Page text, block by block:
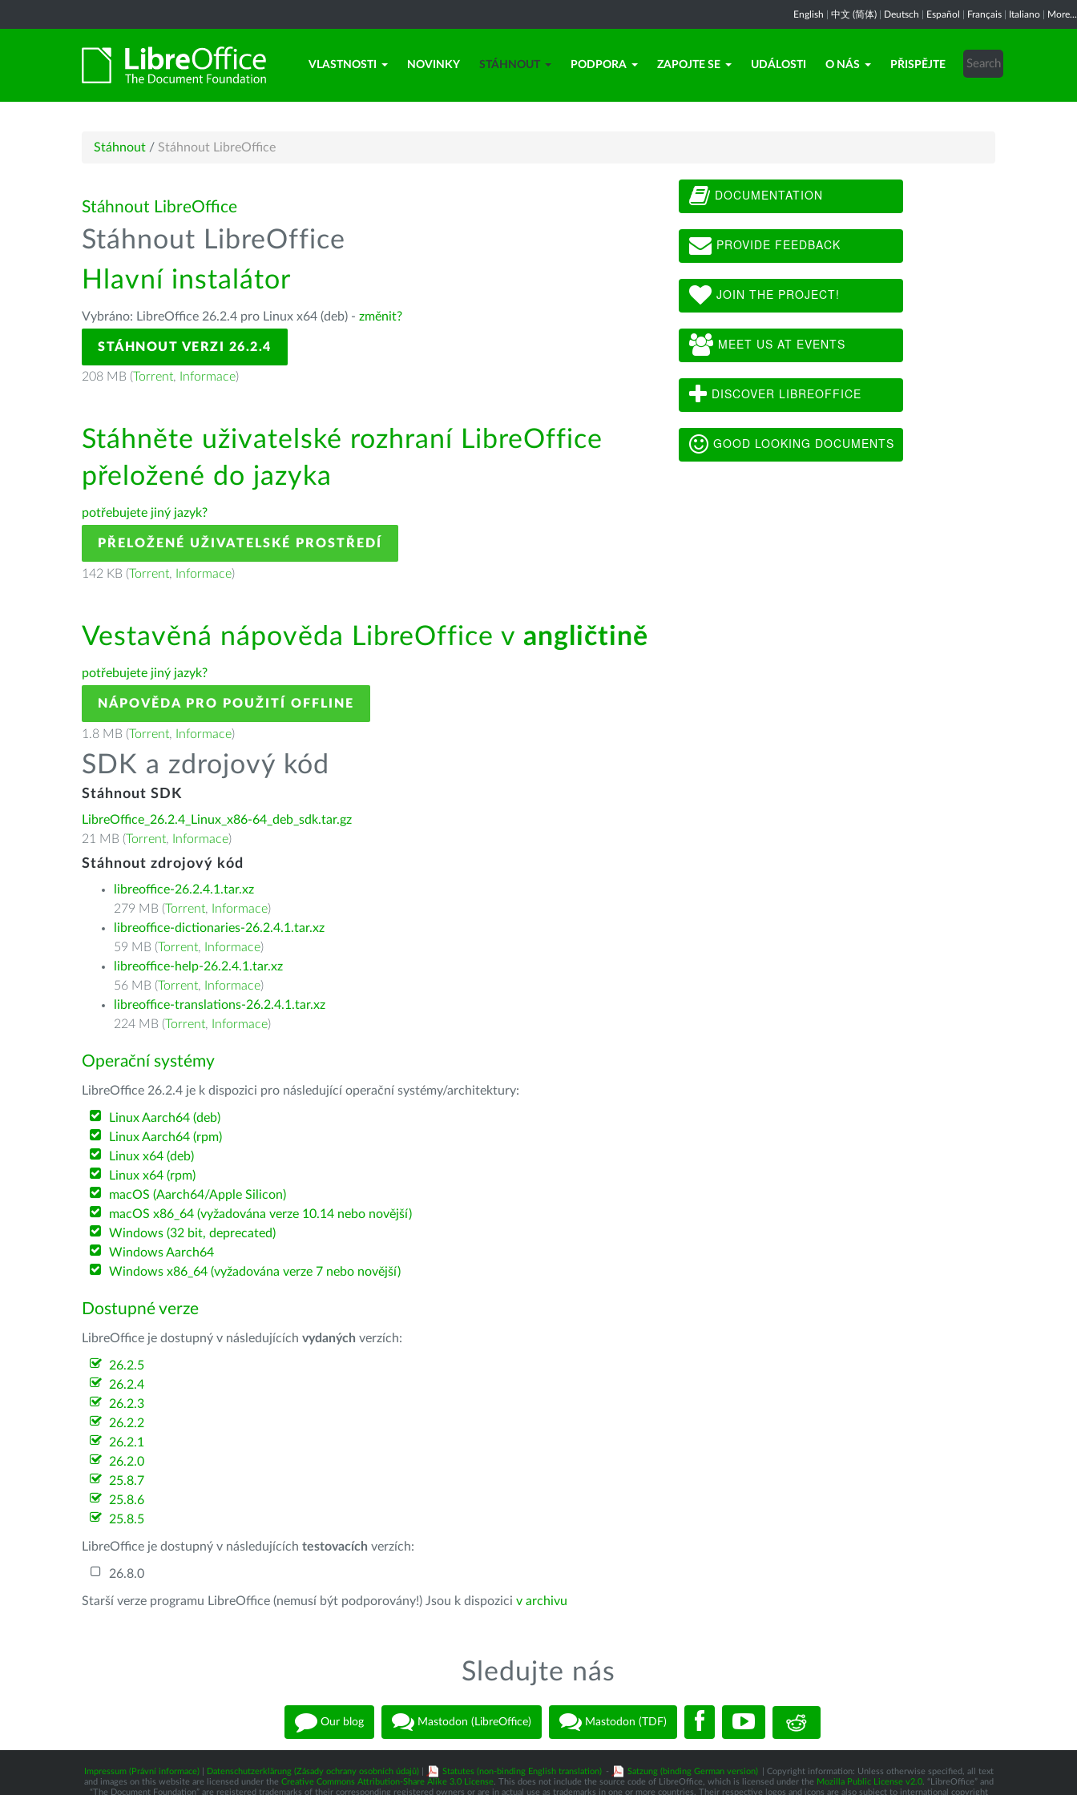
English 中文 (简体) Deutsch Español Français Italiano More...
VLASTNOSTI NOVINKY STÁHNOUT PODPORA ZAPOJTE SE UDÁLOSTI O NÁS PŘISPĚJTE
Stáhnout / Stáhnout LibreOffice
Stáhnout LibreOffice
Stáhnout LibreOffice
Hlavní instalátor
Vybráno: LibreOffice 26.2.4 pro Linux x64 (deb) - změnit?
STÁHNOUT VERZI 26.2.4
208 MB (Torrent, Informace)
Stáhněte uživatelské rozhraní LibreOffice
přeložené do jazyka
potřebujete jiný jazyk?
PŘELOŽENÉ UŽIVATELSKÉ PROSTŘEDÍ
142 KB (Torrent, Informace)
Vestavěná nápověda LibreOffice v angličtině
potřebujete jiný jazyk?
NÁPOVĚDA PRO POUŽITÍ OFFLINE
1.8 MB (Torrent, Informace)
SDK a zdrojový kód
Stáhnout SDK
LibreOffice_26.2.4_Linux_x86-64_deb_sdk.tar.gz
21 MB (Torrent, Informace)
Stáhnout zdrojový kód
libreoffice-26.2.4.1.tar.xz
279 MB (Torrent, Informace)
libreoffice-dictionaries-26.2.4.1.tar.xz
59 MB (Torrent, Informace)
libreoffice-help-26.2.4.1.tar.xz
56 MB (Torrent, Informace)
libreoffice-translations-26.2.4.1.tar.xz
224 MB (Torrent, Informace)
Operační systémy
LibreOffice 26.2.4 je k dispozici pro následující operační systémy/architektury:
Linux Aarch64 (deb)
Linux Aarch64 (rpm)
Linux x64 (deb)
Linux x64 (rpm)
macOS (Aarch64/Apple Silicon)
macOS x86_64 (vyžadována verze 10.14 nebo novější)
Windows (32 bit, deprecated)
Windows Aarch64
Windows x86_64 (vyžadována verze 7 nebo novější)
Dostupné verze
LibreOffice je dostupný v následujících vydaných verzích:
26.2.5
26.2.4
26.2.3
26.2.2
26.2.1
26.2.0
25.8.7
25.8.6
25.8.5
LibreOffice je dostupný v následujících testovacích verzích:
26.8.0
Starší verze programu LibreOffice (nemusí být podporovány!) Jsou k dispozici v archivu
DOCUMENTATION
PROVIDE FEEDBACK
JOIN THE PROJECT!
MEET US AT EVENTS
DISCOVER LIBREOFFICE
GOOD LOOKING DOCUMENTS
Sledujte nás
Our blog Mastodon (LibreOffice) Mastodon (TDF)
Impressum (Právní informace)| Datenschutzerklärung (Zásady ochrany osobních údajů)| Statutes (non-binding English translation) - Satzung (binding German version)
| Copyright information: Unless otherwise specified, all text
and images on this website are licensed under the Creative Commons Attribution-Share Alike 3.0 License. This does not include the source code of LibreOffice, which is licensed under the Mozilla Public License v2.0. “LibreOffice” and
“The Document Foundation” are registered trademarks of their corresponding registered owners or are in actual use as trademarks in one or more countries. Their respective logos and icons are also subject to international copyright